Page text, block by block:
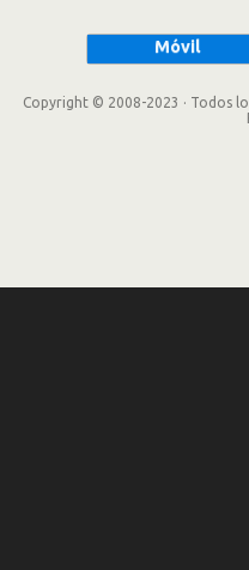
Móvil
Copyright © 2008-2023 · Todos